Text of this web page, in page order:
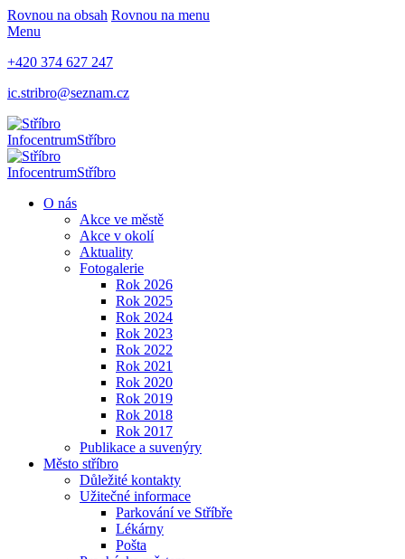
Rovnou na obsah Rovnou na menu
Menu
+420 374 627 247
ic.stribro@seznam.cz
InfocentrumStříbro
InfocentrumStříbro
O nás
Akce ve městě
Akce v okolí
Aktuality
Fotogalerie
Rok 2026
Rok 2025
Rok 2024
Rok 2023
Rok 2022
Rok 2021
Rok 2020
Rok 2019
Rok 2018
Rok 2017
Publikace a suvenýry
Město stříbro
Důležité kontakty
Užitečné informace
Parkování ve Stříbře
Lékárny
Pošta